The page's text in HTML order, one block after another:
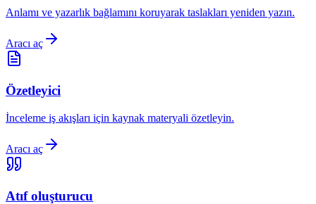
Anlamı ve yazarlık bağlamını koruyarak taslakları yeniden yazın.
Aracı aç
Özetleyici
İnceleme iş akışları için kaynak materyali özetleyin.
Aracı aç
Atıf oluşturucu